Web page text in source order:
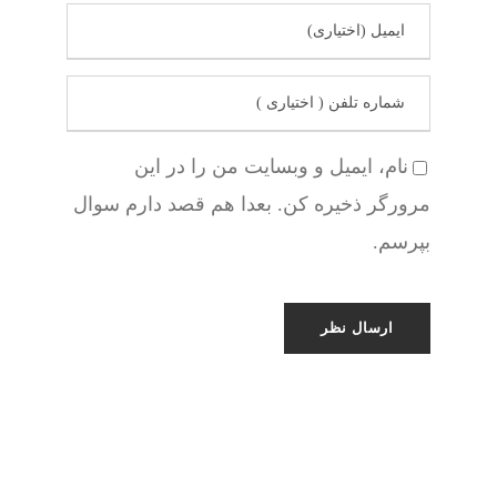
نام، ایمیل و وبسایت من را در این
مرورگر ذخیره کن. بعدا هم قصد دارم سوال
بپرسم.